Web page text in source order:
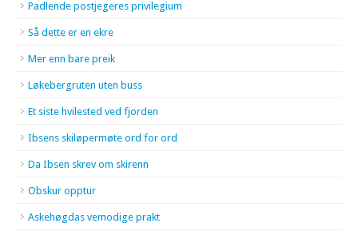
Padlende postjegeres privilegium
Så dette er en ekre
Mer enn bare preik
Løkebergruten uten buss
Et siste hvilested ved fjorden
Ibsens skiløpermøte ord for ord
Da Ibsen skrev om skirenn
Obskur opptur
Askehøgdas vemodige prakt